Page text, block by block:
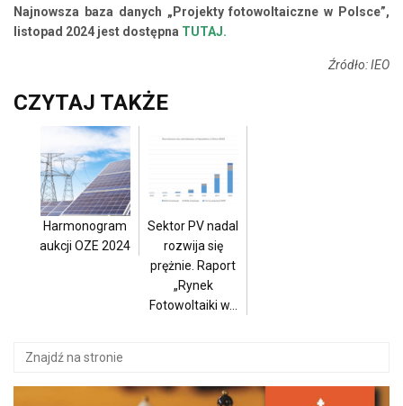
Najnowsza baza danych „Projekty fotowoltaiczne w Polsce”,
listopad 2024 jest dostępna TUTAJ.
Źródło: IEO
CZYTAJ TAKŻE
Harmonogram
aukcji OZE 2024
Sektor PV nadal
rozwija się
prężnie. Raport
„Rynek
Fotowoltaiki w…